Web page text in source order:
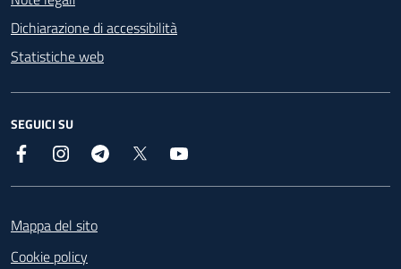
Dichiarazione di accessibilità
Statistiche web
SEGUICI SU
Facebook InstagramTelegram
Mappa del sito
Cookie policy